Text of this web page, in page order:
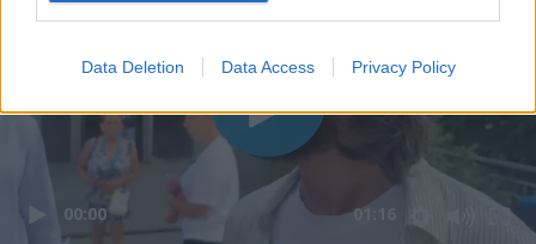
Data Deletion Data Access Privacy Policy
00:00 01:16